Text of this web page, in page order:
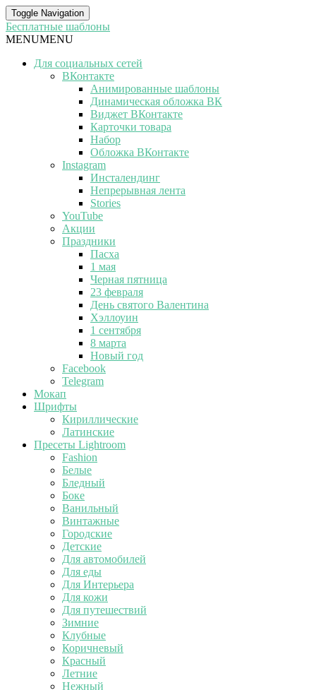
Toggle Navigation
Бесплатные шаблоны
MENUMENU
Для социальных сетей
ВКонтакте
Анимированные шаблоны
Динамическая обложка ВК
Виджет ВКонтакте
Карточки товара
Набор
Обложка ВКонтакте
Instagram
Инсталендинг
Непрерывная лента
Stories
YouTube
Акции
Праздники
Пасха
1 мая
Черная пятница
23 февраля
День святого Валентина
Хэллоуин
1 сентября
8 марта
Новый год
Facebook
Telegram
Мокап
Шрифты
Кириллические
Латинские
Пресеты Lightroom
Fashion
Белые
Бледный
Боке
Ванильный
Винтажные
Городские
Детские
Для автомобилей
Для еды
Для Интерьера
Для кожи
Для путешествий
Зимние
Клубные
Коричневый
Красный
Летние
Нежный